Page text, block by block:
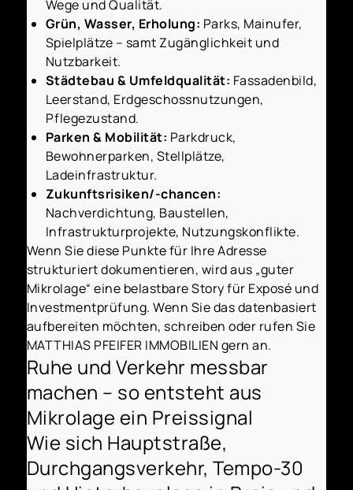
Wege und Qualität.
Grün, Wasser, Erholung: Parks, Mainufer,
Spielplätze – samt Zugänglichkeit und
Nutzbarkeit.
Städtebau & Umfeldqualität: Fassadenbild,
Leerstand, Erdgeschossnutzungen,
Pflegezustand.
Parken & Mobilität: Parkdruck,
Bewohnerparken, Stellplätze,
Ladeinfrastruktur.
Zukunftsrisiken/-chancen:
Nachverdichtung, Baustellen,
Infrastrukturprojekte, Nutzungskonflikte.
Wenn Sie diese Punkte für Ihre Adresse
strukturiert dokumentieren, wird aus „guter
Mikrolage“ eine belastbare Story für Exposé und
Investmentprüfung. Wenn Sie das datenbasiert
aufbereiten möchten, schreiben oder rufen Sie
MATTHIAS PFEIFER IMMOBILIEN gern an.
Ruhe und Verkehr messbar
machen – so entsteht aus
Mikrolage ein Preissignal
Wie sich Hauptstraße,
Durchgangsverkehr, Tempo-30